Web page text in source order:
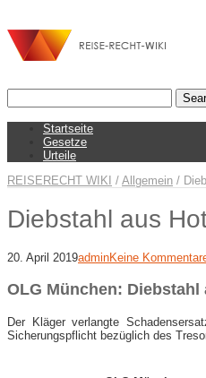
Startseite
Gesetze
Urteile
REISERECHT WIKI / Allgemein /
Diebstahl aus
20. April 2019adminKeine
OLG München:
Der Kläger verlangte
Sicherungspflicht bezüglich des